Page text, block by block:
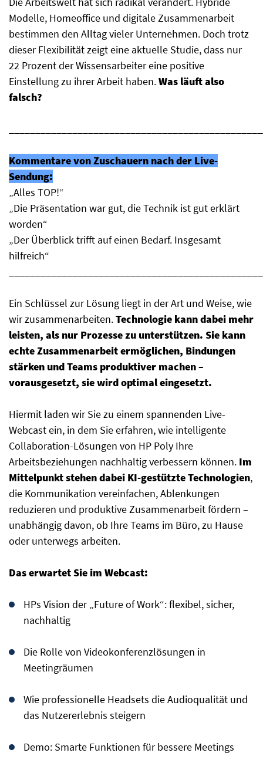
Modelle, Homeoffice und digitale Zusammenarbeit
bestimmen den Alltag vieler Unternehmen. Doch trotz
dieser Flexibilität zeigt eine aktuelle Studie, dass nur
22 Prozent der Wissensarbeiter eine positive
Einstellung zu ihrer Arbeit haben.Was läuft also
falsch?
Kommentare von Zuschauern nach der Live-
Sendung:
„Alles TOP!“
„Die Präsentation war gut, die Technik ist gut erklärt
worden“
„Der Überblick trifft auf einen Bedarf. Insgesamt
hilfreich“
Ein Schlüssel zur Lösung liegt in der Art und Weise, wie
wir zusammenarbeiten.Technologie kann dabei mehr
leisten, als nur Prozesse zu unterstützen. Sie kann
echte Zusammenarbeit ermöglichen, Bindungen
stärken und Teams produktiver machen –
vorausgesetzt, sie wird optimal eingesetzt.
Hiermit laden wir Sie zu einem spannenden Live-
Webcast ein, in dem Sie erfahren, wie intelligente
Collaboration-Lösungen von HP Poly Ihre
Arbeitsbeziehungen nachhaltig verbessern können. Im
Mittelpunkt stehen dabei KI-gestützte Technologien,
die Kommunikation vereinfachen, Ablenkungen
reduzieren und produktive Zusammenarbeit fördern –
unabhängig davon, ob Ihre Teams im Büro, zu Hause
oder unterwegs arbeiten.
Das erwartet Sie im Webcast:
HPs Vision der „Future of Work“: flexibel, sicher,
nachhaltig
Die Rolle von Videokonferenzlösungen in
Meetingräumen
Wie professionelle Headsets die Audioqualität und
das Nutzererlebnis steigern
Demo: Smarte Funktionen für bessere Meetings